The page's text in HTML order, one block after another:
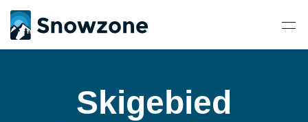
Skigebied